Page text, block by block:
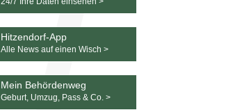
Hitzendorf-App
Alle News auf einen Wisch >
Mein Behördenweg
Geburt, Umzug, Pass & Co. >